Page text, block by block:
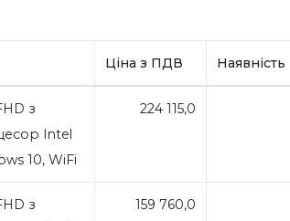
Ціна з ПДВ Наявність
з
Intel
10, WiFi
224 115,0
з
159 760,0